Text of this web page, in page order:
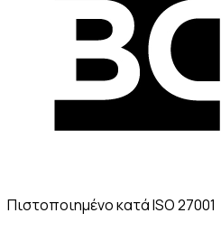
Πιστοποιημένο κατά ISO 27001